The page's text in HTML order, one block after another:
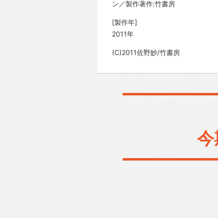
ン／製作著作:竹書房
[製作年]
2011年
(C)2011佐野妙/竹書房